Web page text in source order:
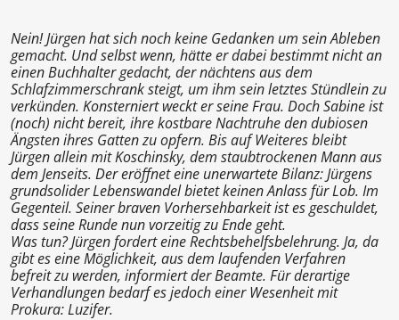
Nein! Jürgen hat sich noch keine Gedanken um sein Ableben
gemacht. Und selbst wenn, hätte er dabei bestimmt nicht an
einen Buchhalter gedacht, der nächtens aus dem
Schlafzimmerschrank steigt, um ihm sein letztes Stündlein zu
verkünden. Konsterniert weckt er seine Frau. Doch Sabine ist
(noch) nicht bereit, ihre kostbare Nachtruhe den dubiosen
Ängsten ihres Gatten zu opfern. Bis auf Weiteres bleibt
Jürgen allein mit Koschinsky, dem staubtrockenen Mann aus
dem Jenseits. Der eröffnet eine unerwartete Bilanz: Jürgens
grundsolider Lebenswandel bietet keinen Anlass für Lob. Im
Gegenteil. Seiner braven Vorhersehbarkeit ist es geschuldet,
dass seine Runde nun vorzeitig zu Ende geht.
Was tun? Jürgen fordert eine Rechtsbehelfsbelehrung. Ja, da
gibt es eine Möglichkeit, aus dem laufenden Verfahren
befreit zu werden, informiert der Beamte. Für derartige
Verhandlungen bedarf es jedoch einer Wesenheit mit
Prokura: Luzifer.